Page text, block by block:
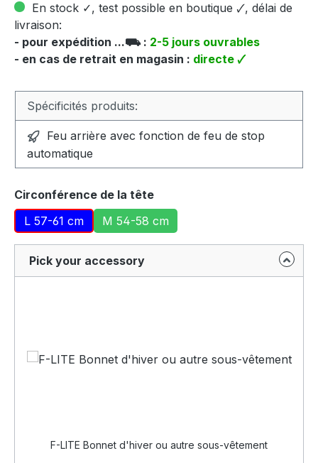
En stock ✓, test possible en boutique 🗸, délai de
livraison:
- pour expédition ...⛟ : 2-5 jours ouvrables
- en cas de retrait en magasin : directe 🗸
Spécificités produits:
Feu arrière avec fonction de feu de stop
automatique
Sélectionnez
Circonférence de la tête
L 57-61 cm
M 54-58 cm
Pick your accessory
F-LITE Bonnet d'hiver ou autre sous-vêtement